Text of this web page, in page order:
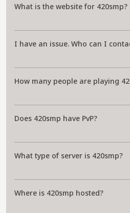
What is the website for 420smp?
I have an issue. Who can I
How many people are playing
Does 420smp have PvP?
What type of server is 420smp?
Where is 420smp hosted?